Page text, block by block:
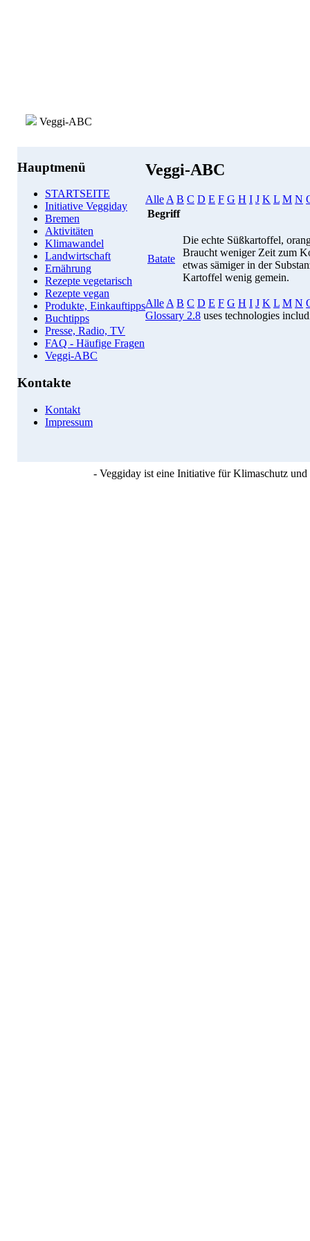
Veggi-ABC
Hauptmenü
STARTSEITE
Initiative Veggiday
Bremen
Aktivitäten
Klimawandel
Landwirtschaft
Ernährung
Rezepte vegetarisch
Rezepte vegan
Produkte, Einkauftipps
Buchtipps
Presse, Radio, TV
FAQ - Häufige Fragen
Veggi-ABC
Kontakte
Kontakt
Impressum
Veggi-ABC
Alle A B C D E F G H I J K L M N
Begriff
Batate
Die echte Süßkartoffel,
Braucht weniger Zeit zum
etwas sämiger in der
Kartoffel wenig gemein.
Alle A B C D E F G H I J K L M N
Glossary 2.8 uses technologies
- Veggiday ist eine Initiative für Klimaschutz